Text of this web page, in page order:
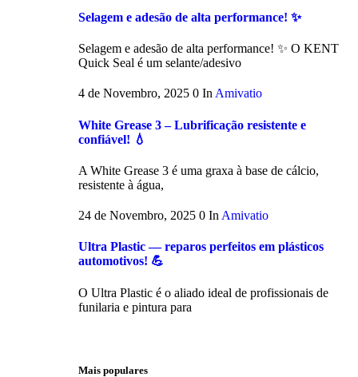
Selagem e adesão de alta performance! ✨
Selagem e adesão de alta performance! ✨ O KENT
Quick Seal é um selante/adesivo
4 de Novembro, 2025 0 InAmivatio
White Grease 3 – Lubrificação resistente e
confiável! 💧
A White Grease 3 é uma graxa à base de cálcio,
resistente à água,
24 de Novembro, 2025 0 In Amivatio
Ultra Plastic — reparos perfeitos em plásticos
automotivos! 💪
O Ultra Plastic é o aliado ideal de profissionais de
funilaria e pintura para
Mais populares